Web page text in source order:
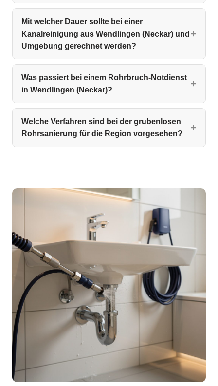
Mit welcher Dauer sollte bei einer
Kanalreinigung aus Wendlingen (Neckar) und
Umgebung gerechnet werden?
Was passiert bei einem Rohrbruch-Notdienst
in Wendlingen (Neckar)?
Welche Verfahren sind bei der grubenlosen
Rohrsanierung für die Region vorgesehen?